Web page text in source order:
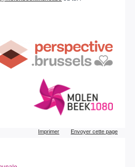
Imprimer Envoyer cette page